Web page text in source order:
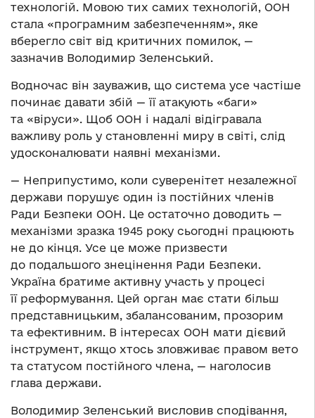
технологій. Мовою тих самих технологій, ООН
стала «програмним забезпеченням», яке
вберегло світ від критичних помилок, —
зазначив Володимир Зеленський.
Водночас він зауважив, що система усе частіше
починає давати збій — її атакують «баги»
та «віруси». Щоб ООН і надалі відігравала
важливу роль у становленні миру в світі, слід
удосконалювати наявні механізми.
— Неприпустимо, коли суверенітет незалежної
держави порушує один із постійних членів
Ради Безпеки ООН. Це остаточно доводить —
механізми зразка 1945 року сьогодні працюють
не до кінця. Усе це може призвести
до подальшого знецінення Ради Безпеки.
Україна братиме активну участь у процесі
її реформування. Цей орган має стати більш
представницьким, збалансованим, прозорим
та ефективним. В інтересах ООН мати дієвий
інструмент, якщо хтось зловживає правом вето
та статусом постійного члена, — наголосив
глава держави.
Володимир Зеленський висловив сподівання,